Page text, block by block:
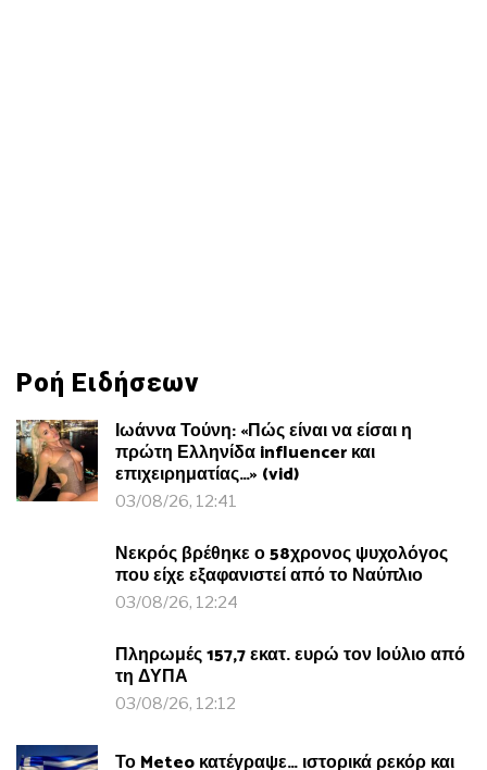
Ροή Ειδήσεων
Ιωάννα Τούνη: «Πώς είναι να είσαι η
πρώτη Ελληνίδα influencer και
επιχειρηματίας…» (vid)
03/08/26, 12:41
Νεκρός βρέθηκε ο 58χρονος ψυχολόγος
που είχε εξαφανιστεί από το Ναύπλιο
03/08/26, 12:24
Πληρωμές 157,7 εκατ. ευρώ τον Ιούλιο από
τη ΔΥΠΑ
03/08/26, 12:12
Το Meteo κατέγραψε… ιστορικά ρεκόρ και